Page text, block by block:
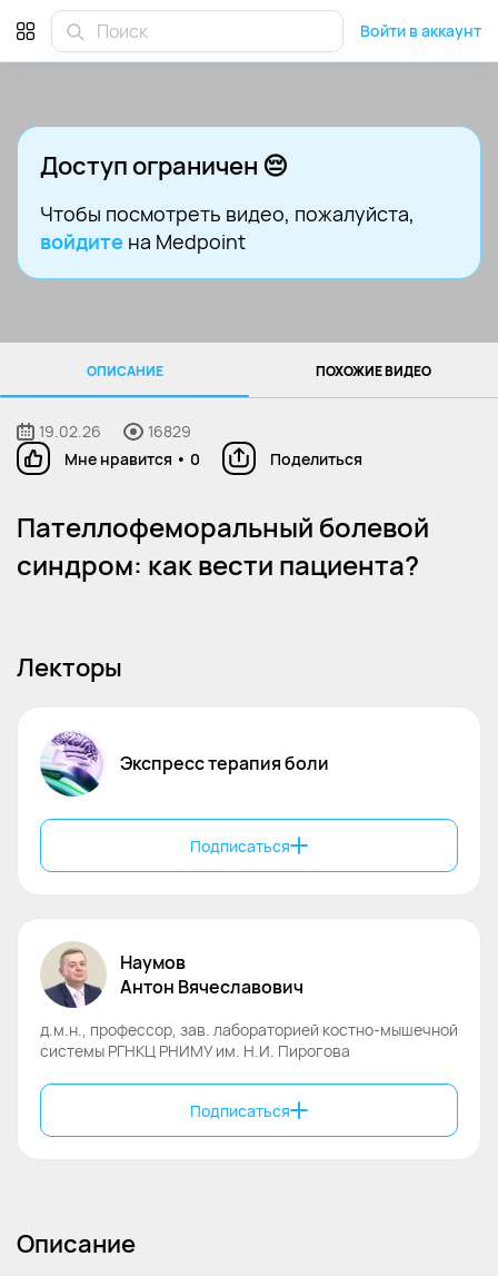
Войти в аккаунт
Доступ ограничен 😔
Чтобы посмотреть видео, пожалуйста,
войдите на Medpoint
ОПИСАНИЕ ПОХОЖИЕ ВИДЕО
19.02.26
16829
Мне нравится • 0 Поделиться
Пателлофеморальный болевой
синдром: как вести пациента?
Лекторы
Экспресс терапия боли
Подписаться
Наумов
Антон Вячеславович
д.м.н., профессор, зав. лабораторией костно-мышечной
системы РГНКЦ РНИМУ им. Н.И. Пирогова
Подписаться
Описание